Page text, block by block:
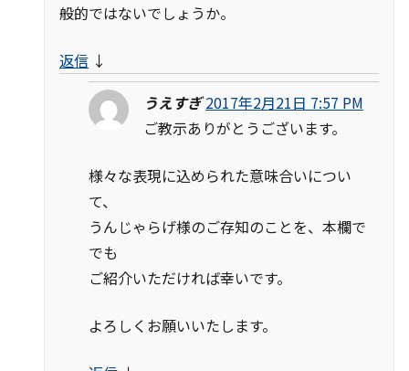
般的ではないでしょうか。
返信 ↓
うえすぎ 2017年2月21日 7:57 PM
ご教示ありがとうございます。
様々な表現に込められた意味合いについ
て、
うんじゃらげ様のご存知のことを、本欄で
でも
ご紹介いただければ幸いです。
よろしくお願いいたします。